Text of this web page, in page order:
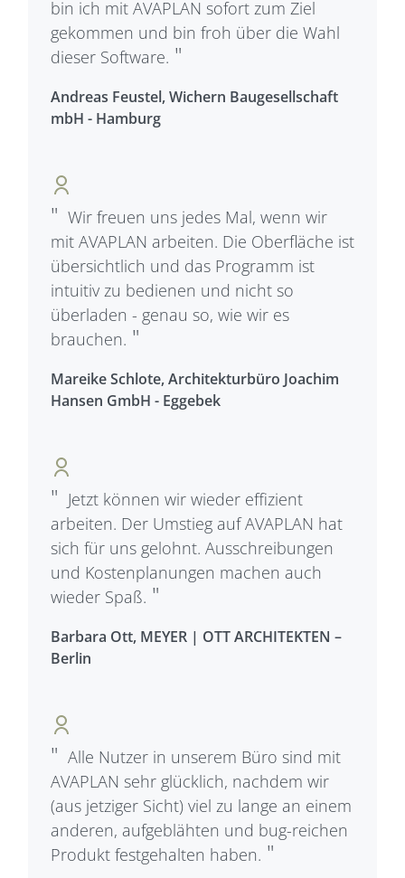
bin ich mit AVAPLAN sofort zum Ziel
gekommen und bin froh über die Wahl
dieser Software.
Andreas Feustel, Wichern Baugesellschaft
mbH - Hamburg
Wir freuen uns jedes Mal, wenn wir
mit AVAPLAN arbeiten. Die Oberfläche ist
übersichtlich und das Programm ist
intuitiv zu bedienen und nicht so
überladen - genau so, wie wir es
brauchen.
Mareike Schlote, Architekturbüro Joachim
Hansen GmbH - Eggebek
Jetzt können wir wieder effizient
arbeiten. Der Umstieg auf AVAPLAN hat
sich für uns gelohnt. Ausschreibungen
und Kostenplanungen machen auch
wieder Spaß.
Barbara Ott, MEYER | OTT ARCHITEKTEN –
Berlin
Alle Nutzer in unserem Büro sind mit
AVAPLAN sehr glücklich, nachdem wir
(aus jetziger Sicht) viel zu lange an einem
anderen, aufgeblähten und bug-reichen
Produkt festgehalten haben.